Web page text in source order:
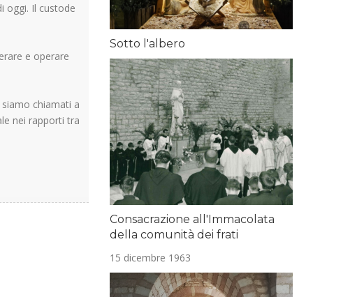
oggi. Il custode
e operare
chiamati a
nei rapporti tra
Sotto l'albero
Consacrazione all'Immacolata
della comunità dei frati
15 dicembre 1963